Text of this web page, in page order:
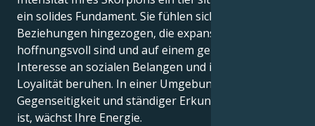
ein solides Fundament. Sie fühlen sich zu
Beziehungen hingezogen, die expansiv und
hoffnungsvoll sind und auf einem gemeinsamen
Interesse an sozialen Belangen und intensiver
Loyalität beruhen. In einer Umgebung, die von
Gegenseitigkeit und ständiger Erkundung geprägt
ist, wächst Ihre Energie.